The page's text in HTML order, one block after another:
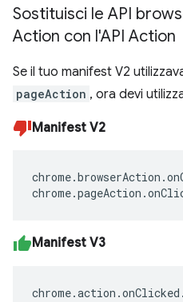
Sostituisci le API
Action con l'API Action
Se il tuo manifest V2
pageAction , ora devi
Manifest V2
chrome.browserAction .
chrome.pageAction .
Manifest V3
chrome.action .onClicked .